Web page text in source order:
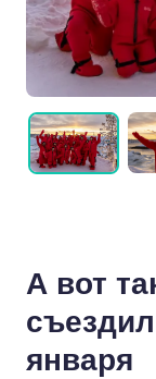
А вот
января